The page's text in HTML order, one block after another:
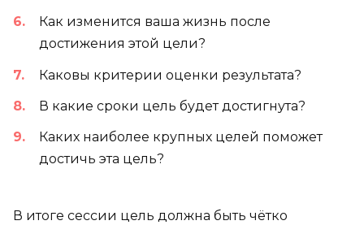
Как изменится ваша жизнь после
достижения этой цели?
Каковы критерии оценки результата?
В какие сроки цель будет достигнута?
Каких наиболее крупных целей поможет
достичь эта цель?
В итоге сессии цель должна быть чётко